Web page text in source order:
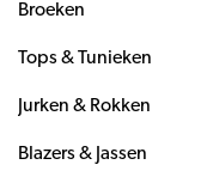
Broeken
Tops & Tunieken
Jurken & Rokken
Blazers & Jassen